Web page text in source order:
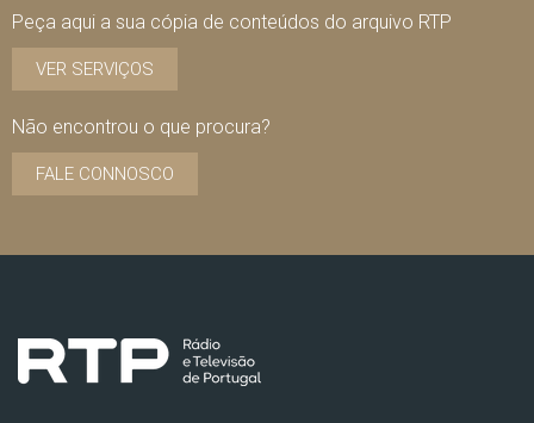
Peça aqui a sua cópia de conteúdos do arquivo RTP
VER SERVIÇOS
Não encontrou o que procura?
FALE CONNOSCO